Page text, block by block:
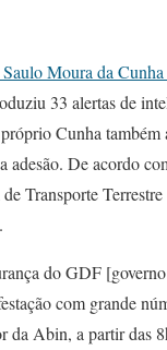
Moura da
33 alertas de
Cunha também
De acordo
Transporte
do GDF
com grande
da Abin, a partir das